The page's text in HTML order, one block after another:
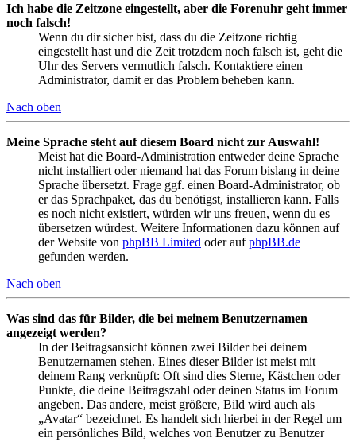
Ich habe die Zeitzone eingestellt, aber die Forenuhr geht immer
noch falsch!
Wenn du dir sicher bist, dass du die Zeitzone richtig
eingestellt hast und die Zeit trotzdem noch falsch ist, geht die
Uhr des Servers vermutlich falsch. Kontaktiere einen
Administrator, damit er das Problem beheben kann.
Nach oben
Meine Sprache steht auf diesem Board nicht zur Auswahl!
Meist hat die Board-Administration entweder deine Sprache
nicht installiert oder niemand hat das Forum bislang in deine
Sprache übersetzt. Frage ggf. einen Board-Administrator, ob
er das Sprachpaket, das du benötigst, installieren kann. Falls
es noch nicht existiert, würden wir uns freuen, wenn du es
übersetzen würdest. Weitere Informationen dazu können auf
der Website von phpBB Limited oder aufphpBB.de
gefunden werden.
Nach oben
Was sind das für Bilder, die bei meinem Benutzernamen
angezeigt werden?
In der Beitragsansicht können zwei Bilder bei deinem
Benutzernamen stehen. Eines dieser Bilder ist meist mit
deinem Rang verknüpft: Oft sind dies Sterne, Kästchen oder
Punkte, die deine Beitragszahl oder deinen Status im Forum
angeben. Das andere, meist größere, Bild wird auch als
„Avatar“ bezeichnet. Es handelt sich hierbei in der Regel um
ein persönliches Bild, welches von Benutzer zu Benutzer